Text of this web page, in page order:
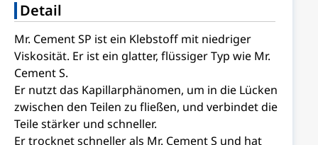
Detail
Mr. Cement SP ist ein Klebstoff mit niedriger
Viskosität. Er ist ein glatter, flüssiger Typ wie Mr.
Cement S.
Er nutzt das Kapillarphänomen, um in die Lücken
zwischen den Teilen zu fließen, und verbindet die
Teile stärker und schneller.
Er trocknet schneller als Mr. Cement S und hat